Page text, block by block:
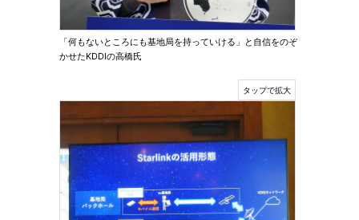
「何もないところにも基地局を持っていける」と自信をのぞ
かせたKDDIの高橋氏